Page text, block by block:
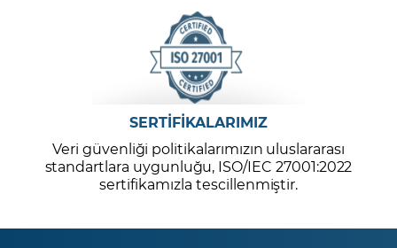
SERTİFİKALARIMIZ
Veri güvenliği politikalarımızın uluslararası
standartlara uygunluğu, ISO/IEC 27001:2022
sertifikamızla tescillenmiştir.